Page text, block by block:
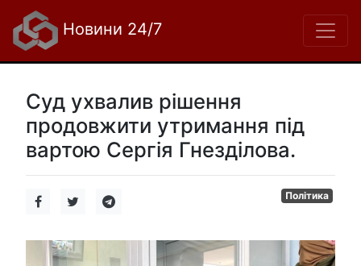
Новини 24/7
Суд ухвалив рішення
продовжити утримання під
вартою Сергія Гнезділова.
Політика